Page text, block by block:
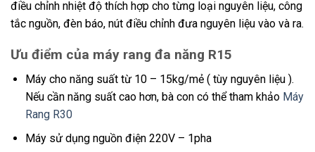
điều chỉnh nhiệt độ thích hợp cho từng loại nguyên liệu, công
tắc nguồn, đèn báo, nút điều chỉnh đưa nguyên liệu vào và ra.
Ưu điểm của máy rang đa năng R15
Máy cho năng suất từ 10 – 15kg/mẻ ( tùy nguyên liệu ).
Nếu cần năng suất cao hơn, bà con có thể tham khảo Máy
Rang R30
Máy sử dụng nguồn điện 220V – 1pha